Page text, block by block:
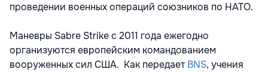
проведении военных операций союзников по НАТО.
Маневры Sabre Strike с 2011 года ежегодно
организуются европейским командованием
вооруженных сил США. Как передаетBNS, учения